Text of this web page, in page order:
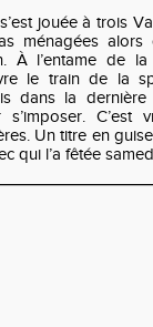
jouée à trois
ménagées alors
À l’entame de
le train de la
dans la
C’est
Un titre en
qui l’a fêtée